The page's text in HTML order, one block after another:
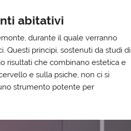
abitativi
durante il quale verranno
Questi principi, sostenuti da studi di
risultati che combinano estetica e
e sulla psiche, non ci si
strumento potente per